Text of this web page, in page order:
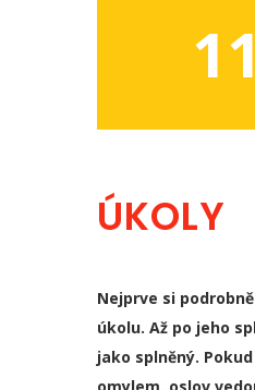
ÚKOLY
Nejprve si
úkolu. Až po jeho
jako splněný.